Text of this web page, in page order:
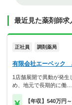
最近見た薬剤師求
正社員 調剤薬局
有限会社エーベック
1店舗展開で異動が発生
め、地元で長期的に働…
【年収】540万円